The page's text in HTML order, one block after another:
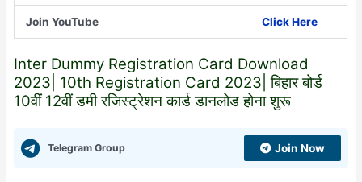
Join YouTube Click Here
Inter Dummy Registration Card Download
2023| 10th Registration Card 2023| बिहार बोर्ड
10वीं 12वीं डमी रजिस्ट्रेशन कार्ड डानलोड होना शुरू
Telegram Group Join Now